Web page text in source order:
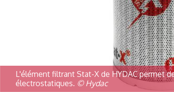
L'élément filtrant Stat-X de HYDAC permet
électrostatiques. © Hydac